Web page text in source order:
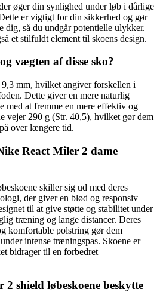
øger din synlighed under løb i dårlige
er vigtigt for din sikkerhed og gør
dig, så du undgår potentielle ulykker.
et stilfuldt element til skoens design.
vægten af disse sko?
mm, hvilket angiver forskellen i
Dette giver en mere naturlig
med at fremme en mere effektiv og
vejer 290 g (Str. 40,5), hvilket gør dem
over længere tid.
React Miler 2 dame
skiller sig ud med deres
der giver en blød og responsiv
til at give støtte og stabilitet under
træning og lange distancer. Deres
komfortable polstring gør dem
intense træningspas. Skoene er
bidrager til en forbedret
shield løbeskoene beskytte